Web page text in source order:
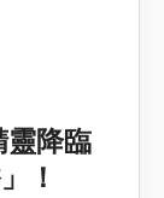
靈降臨
！